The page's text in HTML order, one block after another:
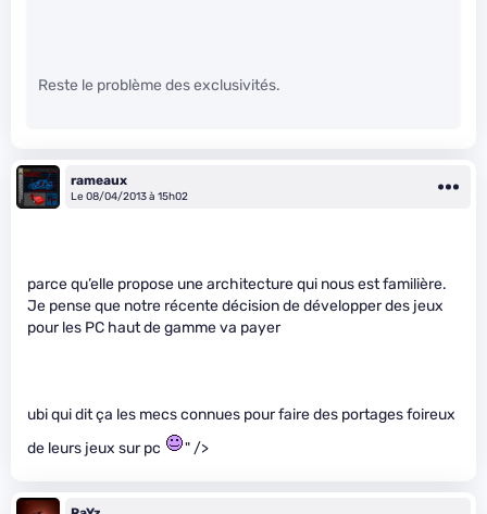
Reste le problème des exclusivités.
rameaux
Le 08/04/2013 à 15h02
parce qu’elle propose une architecture qui nous est familière.
Je pense que notre récente décision de développer des jeux
pour les PC haut de gamme va payer
ubi qui dit ça les mecs connues pour faire des portages foireux
de leurs jeux sur pc
" />